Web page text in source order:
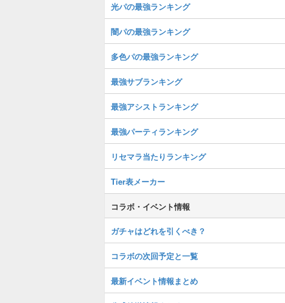
光パの最強ランキング
闇パの最強ランキング
多色パの最強ランキング
最強サブランキング
最強アシストランキング
最強パーティランキング
リセマラ当たりランキング
Tier表メーカー
コラボ・イベント情報
ガチャはどれを引くべき？
コラボの次回予定と一覧
最新イベント情報まとめ